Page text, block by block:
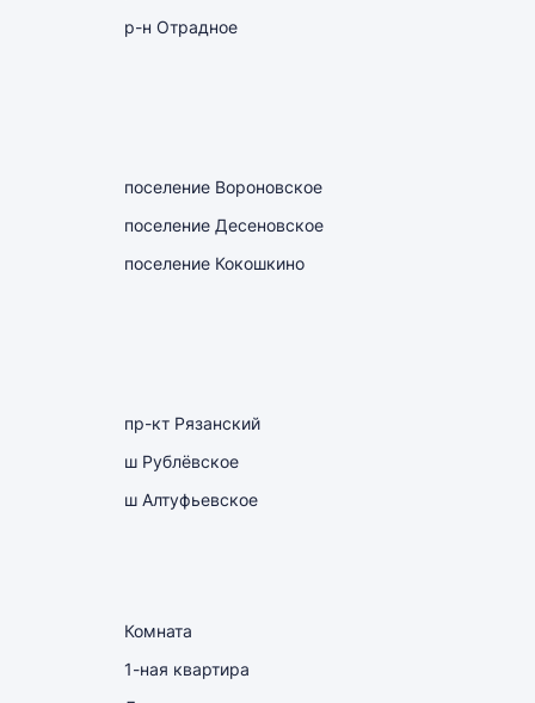
р-н Отрадное
поселение Вороновское
поселение Десеновское
поселение Кокошкино
пр-кт Рязанский
ш Рублёвское
ш Алтуфьевское
Комната
1-ная квартира